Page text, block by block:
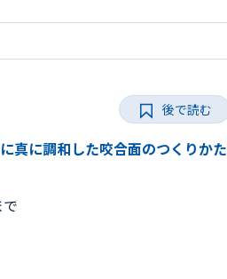
真に調和した咬合面のつくりかた
後で読む